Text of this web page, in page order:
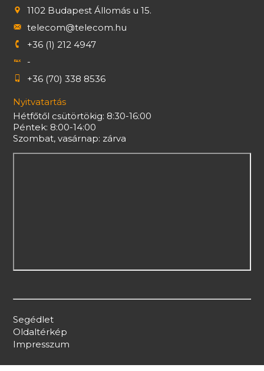
1102 Budapest Állomás u 15.
telecom@telecom.hu
+36 (1) 212 4947
-
+36 (70) 338 8536
Nyitvatartás
Hétfőtől csütörtökig: 8:30-16:00
Péntek: 8:00-14:00
Szombat, vasárnap: zárva
Segédlet
Oldaltérkép
Impresszum